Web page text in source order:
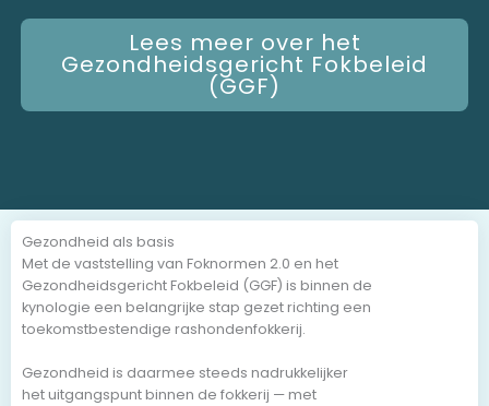
Lees meer over het
Gezondheidsgericht Fokbeleid
(GGF)
Gezondheid als basis
Met de vaststelling van Foknormen 2.0 en het
Gezondheidsgericht Fokbeleid (GGF) is binnen de
kynologie een belangrijke stap gezet richting een
toekomstbestendige rashondenfokkerij.
Gezondheid is daarmee steeds nadrukkelijker
het uitgangspunt binnen de fokkerij — met